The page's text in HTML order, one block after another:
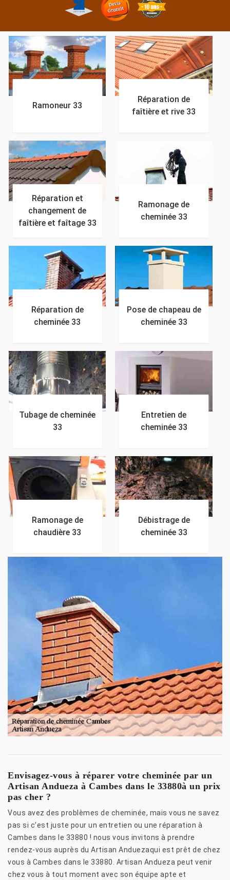
Ramoneur 33
Réparation de
faîtière et rive 33
Réparation et
changement de
faîtière et faîtage 33
Ramonage de
cheminée 33
Réparation de
cheminée 33
Pose de chapeau de
cheminée 33
Tubage de cheminée
33
Entretien de
cheminée 33
Ramonage de
chaudière 33
Débistrage de
cheminée 33
Envisagez-vous à réparer votre cheminée par un
Artisan Andueza à Cambes dans le 33880à un prix
pas cher ?
Vous avez des problèmes de cheminée, mais vous ne savez
pas si c’est juste pour un entretien ou une réparation à
Cambes dans le 33880 ! nous vous invitons à prendre
rendez-vous auprès du Artisan Anduezaqui est prêt de chez
vous à Cambes dans le 33880. Artisan Andueza peut venir
chez vous à tout moment avec son équipe apte et